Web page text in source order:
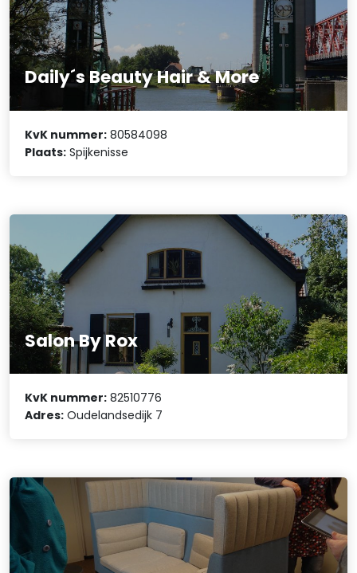
Daily´s Beauty Hair & More
KvK nummer: 80584098
Plaats: Spijkenisse
Salon By Rox
KvK nummer: 82510776
Adres: Oudelandsedijk 7